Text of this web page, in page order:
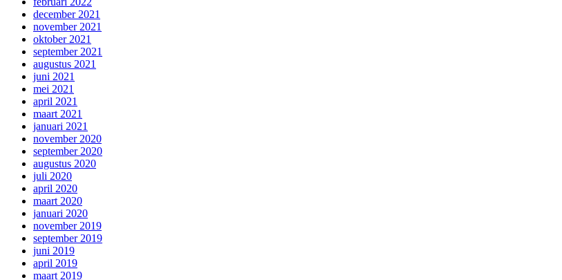
december 2021
november 2021
oktober 2021
september 2021
augustus 2021
juni 2021
mei 2021
april 2021
maart 2021
januari 2021
november 2020
september 2020
augustus 2020
juli 2020
april 2020
maart 2020
januari 2020
november 2019
september 2019
juni 2019
april 2019
maart 2019